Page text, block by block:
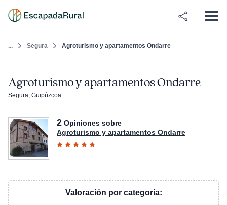
... Segura Agroturismo y apartamentos Ondarre
Agroturismo y apartamentos Ondarre
Segura, Guipúzcoa
2 Opiniones sobre
Agroturismo y apartamentos Ondarre
Valoración por categoría: